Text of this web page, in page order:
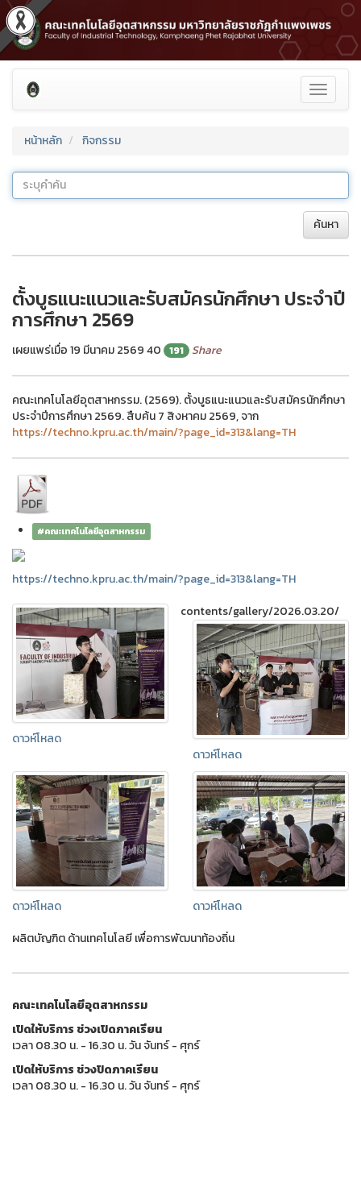
Toggle
หน้าหลัก
กิจกรรม
ค้นหา
ตั้งบูธแนะแนวและรับสมัครนักศึกษา ประจำปี
การศึกษา 2569
เผยแพร่เมื่อ 19 มีนาคม 256940 191 Share
คณะเทคโนโลยีอุตสาหกรรม. (2569). ตั้งบูธแนะแนวและรับสมัครนักศึกษา
ประจำปีการศึกษา 2569. สืบค้น 7 สิงหาคม 2569, จาก
https://techno.kpru.ac.th/main/?page_id=313&lang=TH
#คณะเทคโนโลยีอุตสาหกรรม
https://techno.kpru.ac.th/main/?page_id=313&lang=TH
contents/gallery/2026.03.20/
ดาวห์โหลด
ดาวห์โหลด
ดาวห์โหลด
ดาวห์โหลด
ผลิตบัญฑิต ด้านเทคโนโลยี เพื่อการพัฒนาท้องถิ่น
คณะเทคโนโลยีอุตสาหกรรม
เปิดให้บริการ ช่วงเปิดภาคเรียน
เวลา 08.30 น. - 16.30 น. วัน จันทร์ - ศุกร์
เปิดให้บริการ ช่วงปิดภาคเรียน
เวลา 08.30 น. - 16.30 น. วัน จันทร์ - ศุกร์